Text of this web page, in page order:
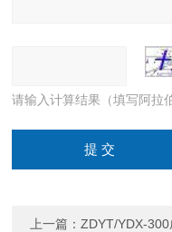
请输入计算结果（填写阿拉
上一篇：ZDYT/YDX-